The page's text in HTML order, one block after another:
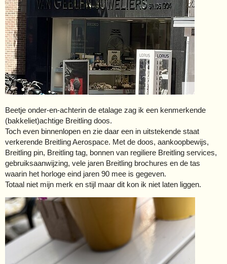
Beetje onder-en-achterin de etalage zag ik een kenmerkende
(bakkeliet)achtige Breitling doos.
Toch even binnenlopen en zie daar een in uitstekende staat
verkerende Breitling Aerospace. Met de doos, aankoopbewijs,
Breitling pin, Breitling tag, bonnen van regiliere Breitling services,
gebruiksaanwijzing, vele jaren Breitling brochures en de tas
waarin het horloge eind jaren 90 mee is gegeven.
Totaal niet mijn merk en stijl maar dit kon ik niet laten liggen.